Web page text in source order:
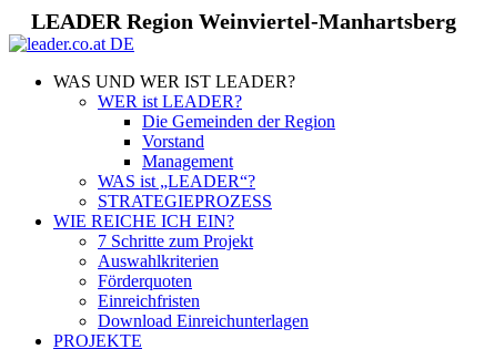
LEADER Region Weinviertel-Manhartsberg
WAS UND WER IST LEADER?
WER ist LEADER?
Die Gemeinden der Region
Vorstand
Management
WAS ist „LEADER“?
STRATEGIEPROZESS
WIE REICHE ICH EIN?
7 Schritte zum Projekt
Auswahlkriterien
Förderquoten
Einreichfristen
Download Einreichunterlagen
PROJEKTE